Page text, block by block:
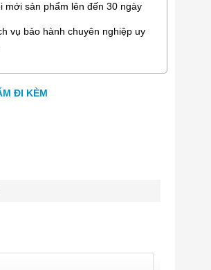
mới sản phẩm lên đến 30 ngày
vụ bảo hành chuyên nghiệp uy
ĐI KÈM